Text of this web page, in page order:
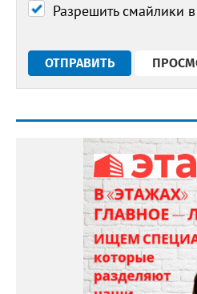
Разрешить смайлики